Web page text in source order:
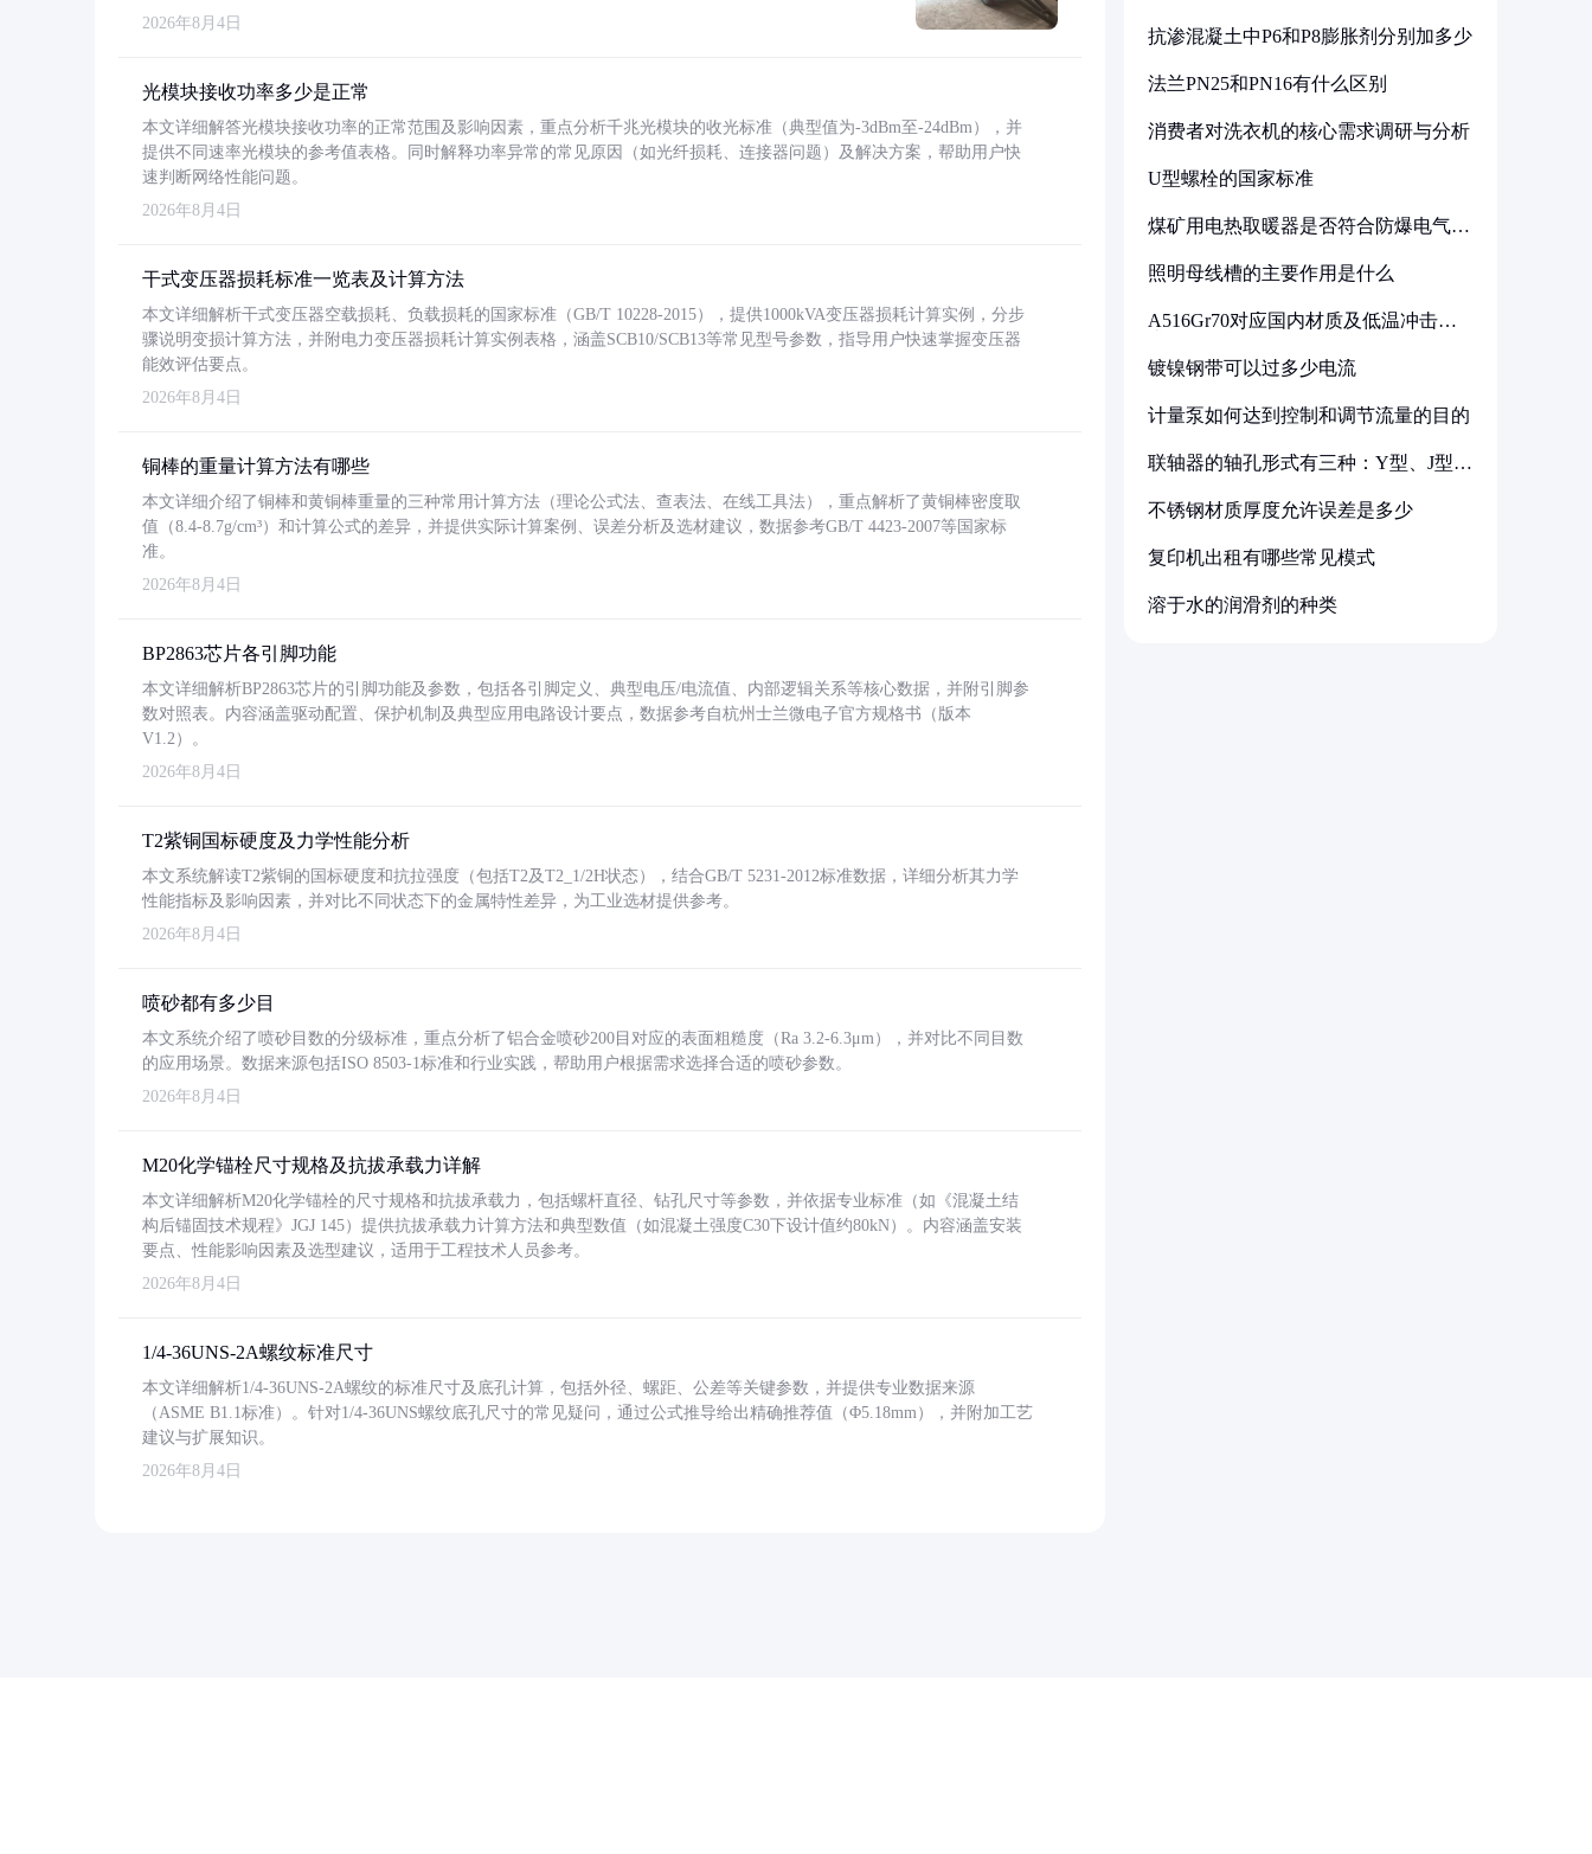
2026年8月4日
光模块接收功率多少是正常
本文详细解答光模块接收功率的正常范围及影响因素，重点分析千兆光模块的收光标准（典型值为-3dBm至-24dBm），并
提供不同速率光模块的参考值表格。同时解释功率异常的常见原因（如光纤损耗、连接器问题）及解决方案，帮助用户快
速判断网络性能问题。
2026年8月4日
干式变压器损耗标准一览表及计算方法
本文详细解析干式变压器空载损耗、负载损耗的国家标准（GB/T 10228-2015），提供1000kVA变压器损耗计算实例，分步
骤说明变损计算方法，并附电力变压器损耗计算实例表格，涵盖SCB10/SCB13等常见型号参数，指导用户快速掌握变压器
能效评估要点。
2026年8月4日
铜棒的重量计算方法有哪些
本文详细介绍了铜棒和黄铜棒重量的三种常用计算方法（理论公式法、查表法、在线工具法），重点解析了黄铜棒密度取
值（8.4-8.7g/cm³）和计算公式的差异，并提供实际计算案例、误差分析及选材建议，数据参考GB/T 4423-2007等国家标
准。
2026年8月4日
BP2863芯片各引脚功能
本文详细解析BP2863芯片的引脚功能及参数，包括各引脚定义、典型电压/电流值、内部逻辑关系等核心数据，并附引脚参
数对照表。内容涵盖驱动配置、保护机制及典型应用电路设计要点，数据参考自杭州士兰微电子官方规格书（版本
V1.2）。
2026年8月4日
T2紫铜国标硬度及力学性能分析
本文系统解读T2紫铜的国标硬度和抗拉强度（包括T2及T2_1/2H状态），结合GB/T 5231-2012标准数据，详细分析其力学
性能指标及影响因素，并对比不同状态下的金属特性差异，为工业选材提供参考。
2026年8月4日
喷砂都有多少目
本文系统介绍了喷砂目数的分级标准，重点分析了铝合金喷砂200目对应的表面粗糙度（Ra 3.2-6.3μm），并对比不同目数
的应用场景。数据来源包括ISO 8503-1标准和行业实践，帮助用户根据需求选择合适的喷砂参数。
2026年8月4日
M20化学锚栓尺寸规格及抗拔承载力详解
本文详细解析M20化学锚栓的尺寸规格和抗拔承载力，包括螺杆直径、钻孔尺寸等参数，并依据专业标准（如《混凝土结
构后锚固技术规程》JGJ 145）提供抗拔承载力计算方法和典型数值（如混凝土强度C30下设计值约80kN）。内容涵盖安装
要点、性能影响因素及选型建议，适用于工程技术人员参考。
2026年8月4日
1/4-36UNS-2A螺纹标准尺寸
本文详细解析1/4-36UNS-2A螺纹的标准尺寸及底孔计算，包括外径、螺距、公差等关键参数，并提供专业数据来源
（ASME B1.1标准）。针对1/4-36UNS螺纹底孔尺寸的常见疑问，通过公式推导给出精确推荐值（Φ5.18mm），并附加工艺
建议与扩展知识。
2026年8月4日
抗渗混凝土中P6和P8膨胀剂分别加多少
法兰PN25和PN16有什么区别
消费者对洗衣机的核心需求调研与分析
U型螺栓的国家标准
煤矿用电热取暖器是否符合防爆电气设
照明母线槽的主要作用是什么
A516Gr70对应国内材质及低温冲击要
镀镍钢带可以过多少电流
计量泵如何达到控制和调节流量的目的
联轴器的轴孔形式有三种：Y型、J型、
不锈钢材质厚度允许误差是多少
复印机出租有哪些常见模式
溶于水的润滑剂的种类